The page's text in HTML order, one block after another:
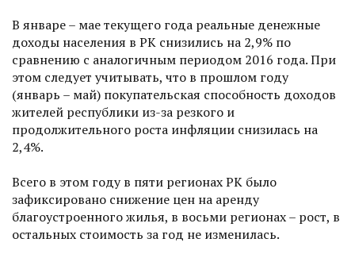
В январе – мае текущего года реальные денежные
доходы населения в РК снизились на 2,9% по
сравнению с аналогичным периодом 2016 года. При
этом следует учитывать, что в прошлом году
(январь – май) покупательская способность доходов
жителей республики из-за резкого и
продолжительного роста инфляции снизилась на
2,4%.
Всего в этом году в пяти регионах РК было
зафиксировано снижение цен на аренду
благоустроенного жилья, в восьми регионах – рост, в
остальных стоимость за год не изменилась.